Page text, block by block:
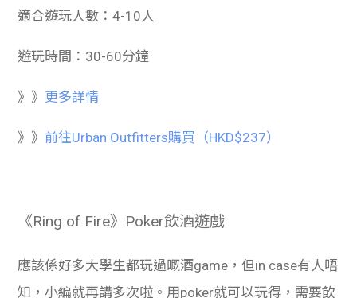
適合遊玩人數：4-10人
遊玩時間：30-60分鐘
》》 更多詳情
》》 前往Urban Outfitters購買（HKD$237）
《Ring of Fire》Poker飲酒遊戲
應該係好多大學生都玩過嘅酒game，但in case有人唔
知，小編就再講多次啦。用poker就可以玩得，需要飲